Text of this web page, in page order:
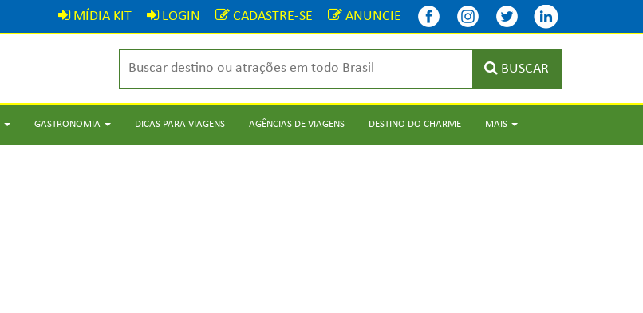
MÍDIA KIT LOGIN CADASTRE-SE ANUNCIE
BUSCAR
GASTRONOMIA DICAS PARA VIAGENS AGÊNCIAS DE VIAGENS DESTINO DO CHARME MAIS